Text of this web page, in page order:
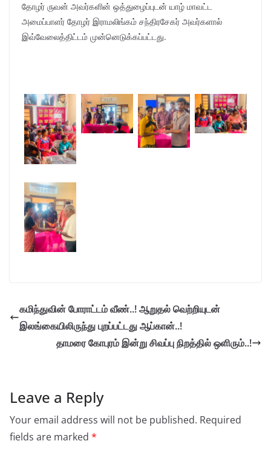
தோழர் ருவன் அவர்களின் ஒத்துழைப்புடன் யாழ் மாவட்ட
அமைப்பாளர் தோழர் இராமலிங்கம் சந்திரசேகர் அவர்களால்
இவ்வேலைத்திட்டம் முன்னெடுக்கப்பட்டது.
கமிந்துவின் போராட்டம் வீண்..! ஆறுதல் வெற்றியுடன்
இலங்கையிலிருந்து புறப்பட்டது ஆப்கான்..!
தாமரை கோபுரம் இன்று சிவப்பு நிறத்தில் ஒளிரும்..!
Leave a Reply
Your email address will not be published. Required
fields are marked *